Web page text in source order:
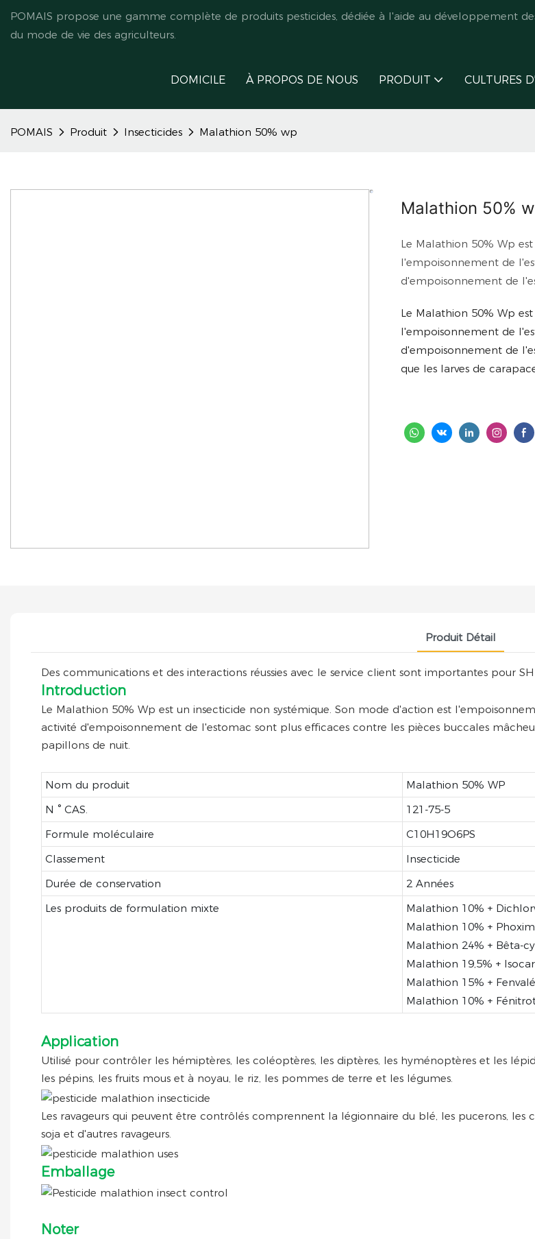
POMAIS propose une gamme complète de produits pesticides, dédiée à l'aide au développement
du mode de vie des agriculteurs.
DOMICILE À PROPOS DE NOUS PRODUIT CULTURES
POMAIS Produit Insecticides Malathion 50% wp
Malathion 50%
Le Malathion 50% Wp
l'empoisonnement de
d'empoisonnement de
Le Malathion 50% Wp
l'empoisonnement de
d'empoisonnement de
que les larves de
Produit Détail
Des communications et des interactions réussies avec le service client sont importantes pour
Introduction
Le Malathion 50% Wp est un insecticide non systémique. Son mode d'action est
activité d'empoisonnement de l'estomac sont plus efficaces contre les pièces buccales
papillons de nuit.
Nom du produit
Malathion 50% WP
N ° CAS.
121-75-5
Formule moléculaire
C10H19O6PS
Classement
Insecticide
Durée de conservation
2 Années
Les produits de formulation mixte
Malathion 10% +
Malathion 10% +
Malathion 24% + Bêta-
Malathion 19,5% +
Malathion 15% +
Malathion 10% +
Application
Utilisé pour contrôler les hémiptères, les coléoptères, les diptères, les hyménoptères et les
les pépins, les fruits mous et à noyau, le riz, les pommes de terre et les légumes.
Les ravageurs qui peuvent être contrôlés comprennent la légionnaire du blé, les pucerons, les
soja et d'autres ravageurs.
Emballage
Noter